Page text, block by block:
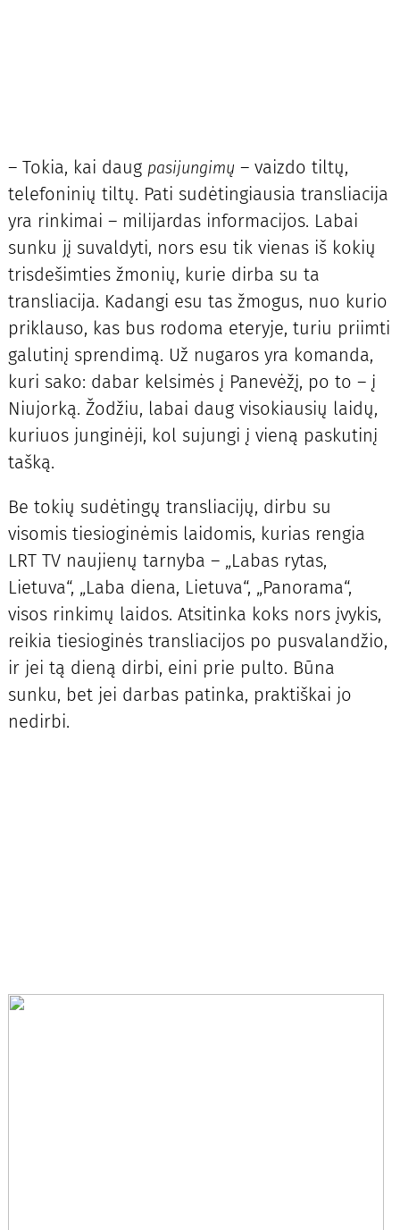
– Tokia, kai daug pasijungimų – vaizdo tiltų,
telefoninių tiltų. Pati sudėtingiausia transliacija
yra rinkimai – milijardas informacijos. Labai
sunku jį suvaldyti, nors esu tik vienas iš kokių
trisdešimties žmonių, kurie dirba su ta
transliacija. Kadangi esu tas žmogus, nuo kurio
priklauso, kas bus rodoma eteryje, turiu priimti
galutinį sprendimą. Už nugaros yra komanda,
kuri sako: dabar kelsimės į Panevėžį, po to – į
Niujorką. Žodžiu, labai daug visokiausių laidų,
kuriuos junginėji, kol sujungi į vieną paskutinį
tašką.
Be tokių sudėtingų transliacijų, dirbu su
visomis tiesioginėmis laidomis, kurias rengia
LRT TV naujienų tarnyba – „Labas rytas,
Lietuva“, „Laba diena, Lietuva“, „Panorama“,
visos rinkimų laidos. Atsitinka koks nors įvykis,
reikia tiesioginės transliacijos po pusvalandžio,
ir jei tą dieną dirbi, eini prie pulto. Būna
sunku, bet jei darbas patinka, praktiškai jo
nedirbi.